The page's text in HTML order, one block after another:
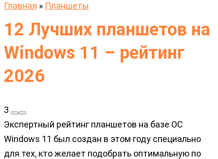
Главная » Планшеты
12 Лучших планшетов на
Windows 11 – рейтинг
2026
3
Экспертный рейтинг планшетов на базе ОС
Windows 11 был создан в этом году специально
для тех, кто желает подобрать оптимальную по